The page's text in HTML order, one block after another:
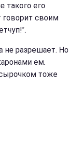
такого его
говорит своим
не разрешает. Но
ем.
тоже